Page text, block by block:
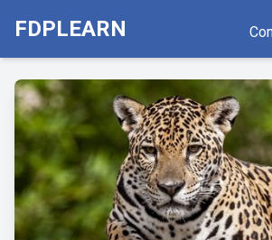
FDPLEARN